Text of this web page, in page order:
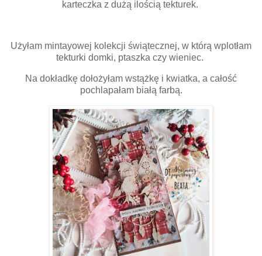
karteczka z dużą ilością tekturek.
Użyłam mintayowej kolekcji świątecznej, w którą wplotłam
tekturki domki, ptaszka czy wieniec.
Na dokładkę dołożyłam wstążkę i kwiatka, a całość
pochlapałam białą farbą.